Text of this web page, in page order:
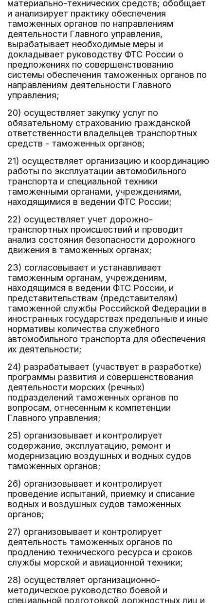
материально-технических средств; обобщает
и анализирует практику обеспечения
таможенных органов по направлениям
деятельности Главного управления,
вырабатывает необходимые меры и
докладывает руководству ФТС России о
предложениях по совершенствованию
системы обеспечения таможенных органов по
направлениям деятельности Главного
управления;
20) осуществляет закупку услуг по
обязательному страхованию гражданской
ответственности владельцев транспортных
средств - таможенных органов;
21) осуществляет организацию и координацию
работы по эксплуатации автомобильного
транспорта и специальной техники
таможенными органами, учреждениями,
находящимися в ведении ФТС России;
22) осуществляет учет дорожно-
транспортных происшествий и проводит
анализ состояния безопасности дорожного
движения в таможенных органах;
23) согласовывает и устанавливает
таможенным органам, учреждениям,
находящимся в ведении ФТС России, и
представительствам (представителям)
таможенной службы Российской Федерации в
иностранных государствах предельные и иные
нормативы количества служебного
автомобильного транспорта для обеспечения
их деятельности;
24) разрабатывает (участвует в разработке)
программы развития и совершенствования
деятельности морских (речных)
подразделений таможенных органов по
вопросам, отнесенным к компетенции
Главного управления;
25) организовывает и контролирует
содержание, эксплуатацию, ремонт и
модернизацию воздушных и водных судов
таможенных органов;
26) организовывает и контролирует
проведение испытаний, приемку и списание
водных и воздушных судов таможенных
органов;
27) организовывает и контролирует
деятельность таможенных органов по
продлению технического ресурса и сроков
службы морской и авиационной техники;
28) осуществляет организационно-
методическое руководство боевой и
специальной подготовкой должностных лиц и